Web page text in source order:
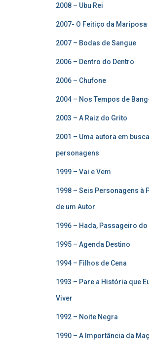
2008 – Ubu Rei
2007- O Feitiço da Mariposa
2007 – Bodas de Sangue
2006 – Dentro do Dentro
2006 – Chufone
2004 – Nos Tempos de
2003 – A Raiz do Grito
2001 – Uma autora em
personagens
1999 – Vai e Vem
1998 – Seis Personagens à
de um Autor
1996 – Hada, Passageiro do
1995 – Agenda Destino
1994 – Filhos de Cena
1993 – Pare a História que
Viver
1992 – Noite Negra
1990 – A Importância da